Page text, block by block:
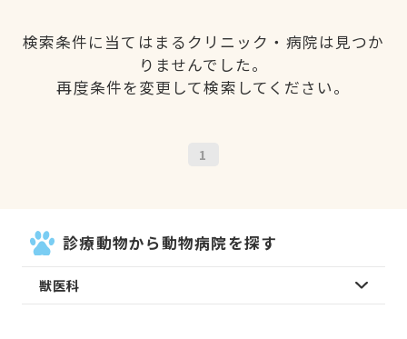
検索条件に当てはまるクリニック・病院は見つか
りませんでした。
再度条件を変更して検索してください。
1
診療動物から動物病院を探す
獣医科